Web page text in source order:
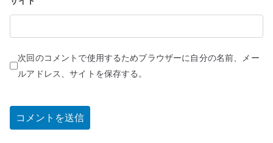
次回のコメントで使用するためブラウザーに自分の名前、メー
ルアドレス、サイトを保存する。